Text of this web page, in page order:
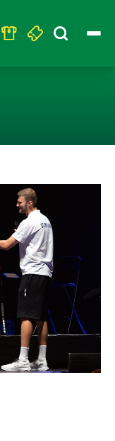
Search
for: